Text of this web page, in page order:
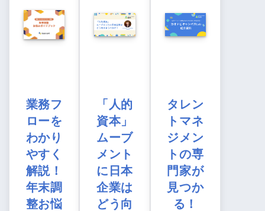
業務フ
ローを
わかり
やすく
解説！
年末調
整お悩
「人的
資本」
ムーブ
メント
に日本
企業は
どう向
タレン
トマネ
ジメン
トの専
門家が
見つか
る！